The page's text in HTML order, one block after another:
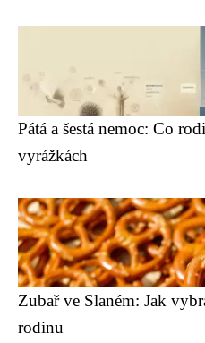
Pátá a šestá nemoc: Co
vyrážkách
Zubař ve Slaném: Jak
rodinu